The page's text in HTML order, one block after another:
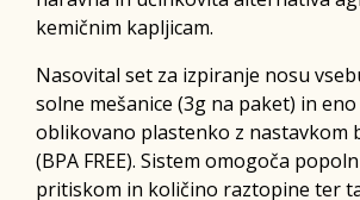
kemičnim kapljicam.
Nasovital set za izpiranje nosu
solne mešanice (3g na paket) in
oblikovano plastenko z nastavkom
(BPA FREE). Sistem omogoča
pritiskom in količino raztopine ter